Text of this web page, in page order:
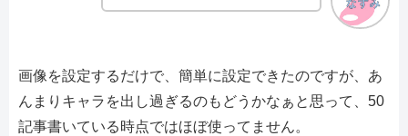
画像を設定するだけで、簡単に設定できたのですが、あ
んまりキャラを出し過ぎるのもどうかなぁと思って、50
記事書いている時点ではほぼ使ってません。